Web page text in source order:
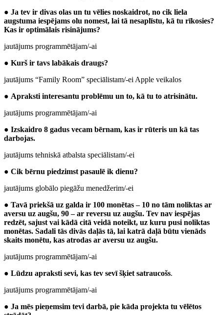
● Ja tev ir divas olas un tu vēlies noskaidrot, no cik liela
augstuma iespējams olu nomest, lai tā nesaplīstu, kā tu rīkosies?
Kas ir optimālais risinājums?
jautājums programmētājam/-ai
● Kurš ir tavs labākais draugs?
jautājums “Family Room” speciālistam/-ei Apple veikalos
● Apraksti interesantu problēmu un to, kā tu to atrisinātu.
jautājums programmētājam/-ai
● Izskaidro 8 gadus vecam bērnam, kas ir rūteris un kā tas
darbojas.
jautājums tehniskā atbalsta speciālistam/-ei
● Cik bērnu piedzimst pasaulē ik dienu?
jautājums globālo piegāžu menedžerim/-ei
● Tavā priekšā uz galda ir 100 monētas – 10 no tām noliktas ar
aversu uz augšu, 90 – ar reversu uz augšu. Tev nav iespējas
redzēt, sajust vai kādā citā veidā noteikt, uz kuru pusi noliktas
monētas. Sadali tās divās daļās tā, lai katrā daļā būtu vienāds
skaits monētu, kas atrodas ar aversu uz augšu.
jautājums programmētājam/-ai
● Lūdzu apraksti sevi, kas tev sevī šķiet satraucošs.
jautājums programmētājam/-ai
● Ja mēs pieņemsim tevi darbā, pie kāda projekta tu vēlētos